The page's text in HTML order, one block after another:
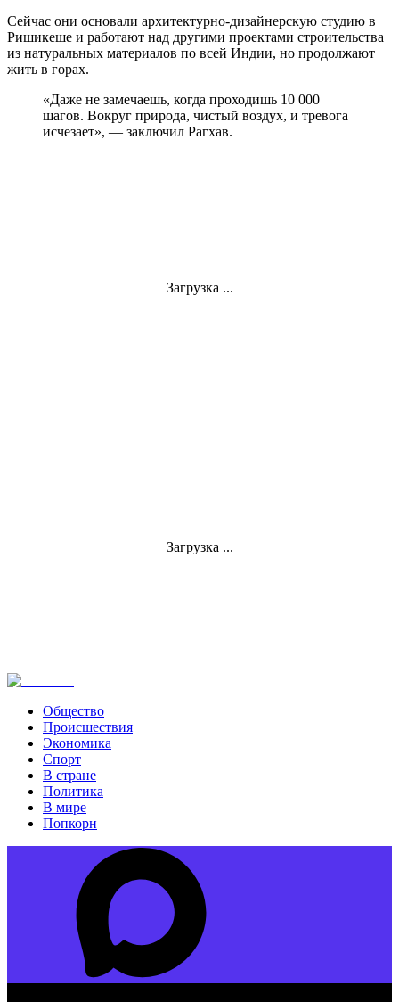
Сейчас они основали архитектурно-дизайнерскую студию в
Ришикеше и работают над другими проектами строительства
из натуральных материалов по всей Индии, но продолжают
жить в горах.
«Даже не замечаешь, когда проходишь 10 000
шагов. Вокруг природа, чистый воздух, и тревога
исчезает», — заключил Рагхав.
Загрузка ...
Загрузка ...
Общество
Происшествия
Экономика
Спорт
В стране
Политика
В мире
Попкорн